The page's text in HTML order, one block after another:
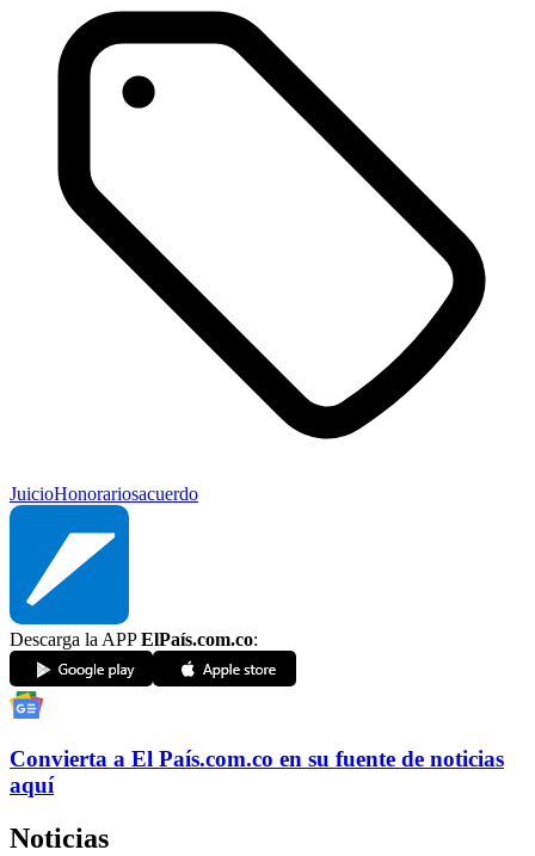
JuicioHonorariosacuerdo
Descarga la APPElPaís.com.co:
Convierta a El País.com.co en su fuente de noticias
aquí
Noticias